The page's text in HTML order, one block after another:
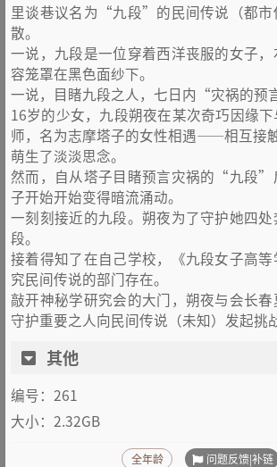
里谈巷议名为“九段”的民间传说（都市
散。
一说，九段是一位穿着西洋丧服的女子
容笼罩在黑色面纱下。
一说，目睹九段之人，七日内“灾祸的预
16岁的少女，九段朔夜在某次奇巧因缘
师，名为志摩塔子的女性相遇——相互接
萌生了淡淡思念。
然而，自从塔子目睹预言灾祸的“九段”
子开始开始变得暗流涌动。
一刻刻接近的九段。朔夜为了守护她四
段。
接着得知了在自己学校，《九段女子高
究民间传说的部门存在。
敲开神秘学研究会的大门，朔夜与会长
守护重要之人向民间传说（未知）发起
其他
编号：261
大小：2.32GB
全年龄 问题反馈|补链